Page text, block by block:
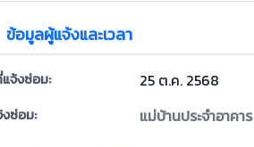
ข้อมูลผู้แจ้งและเวลา
จ้งซ่อม: 25 ต.ค. 2568
ซ่อม: แม่บ้านประจำอาคาร